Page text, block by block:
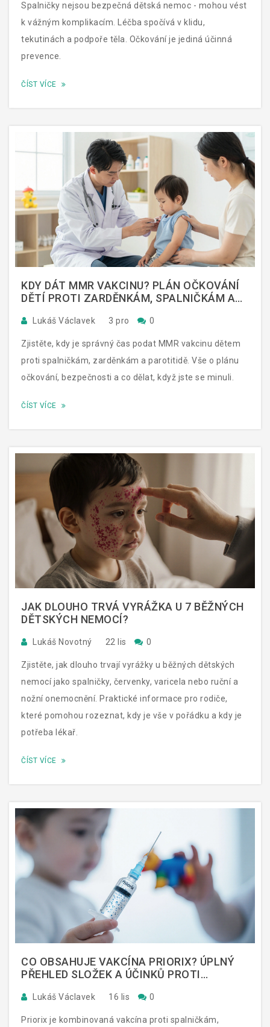
Spalničky nejsou bezpečná dětská nemoc - mohou vést
k vážným komplikacím. Léčba spočívá v klidu,
tekutinách a podpoře těla. Očkování je jediná účinná
prevence.
ČÍST VÍCE
KDY DÁT MMR VAKCINU? PLÁN OČKOVÁNÍ
DĚTÍ PROTI ZARDĚNKÁM, SPALNIČKÁM A
Lukáš Václavek 3 pro 0
Zjistěte, kdy je správný čas podat MMR vakcinu dětem
proti spalničkám, zarděnkám a parotitidě. Vše o plánu
očkování, bezpečnosti a co dělat, když jste se minuli.
ČÍST VÍCE
JAK DLOUHO TRVÁ VYRÁŽKA U 7 BĚŽNÝCH
DĚTSKÝCH NEMOCÍ?
Lukáš Novotný 22 lis 0
Zjistěte, jak dlouho trvají vyrážky u běžných dětských
nemocí jako spalničky, červenky, varicela nebo ruční a
nožní onemocnění. Praktické informace pro rodiče,
které pomohou rozeznat, kdy je vše v pořádku a kdy je
potřeba lékař.
ČÍST VÍCE
CO OBSAHUJE VAKCÍNA PRIORIX? ÚPLNÝ
PŘEHLED SLOŽEK A ÚČINKŮ PROTI
Lukáš Václavek 16 lis 0
Priorix je kombinovaná vakcína proti spalničkám,